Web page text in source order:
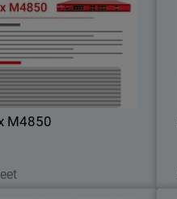
M4850
de alto desempenho em
com UTM robusto, VPN e
HTTPS – ideal para clientes
firewalls de médio porte.